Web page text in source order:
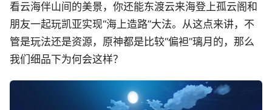
看云海伴山间的美景，你还能东渡云来海登上孤云阁和
朋友一起玩凯亚实现“海上造路”大法。从这点来讲，不
管是玩法还是资源，原神都是比较“偏袒”璃月的，那么
我们细品下为何会这样？